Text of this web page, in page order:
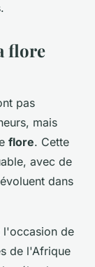
flore
pas
mais
flore. Cette
avec de
dans
l'occasion de
de l'Afrique